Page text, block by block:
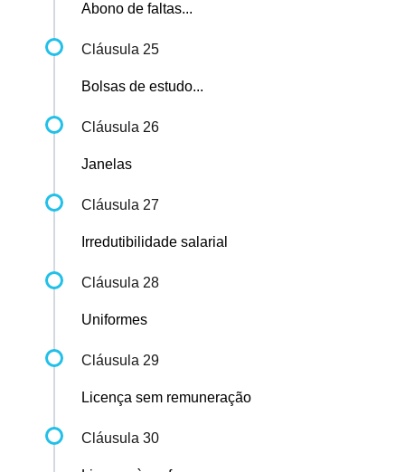
Abono de faltas...
Cláusula 25
Bolsas de estudo...
Cláusula 26
Janelas
Cláusula 27
Irredutibilidade salarial
Cláusula 28
Uniformes
Cláusula 29
Licença sem remuneração
Cláusula 30